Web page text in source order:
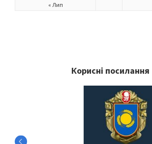
« Лип
Корисні посилання